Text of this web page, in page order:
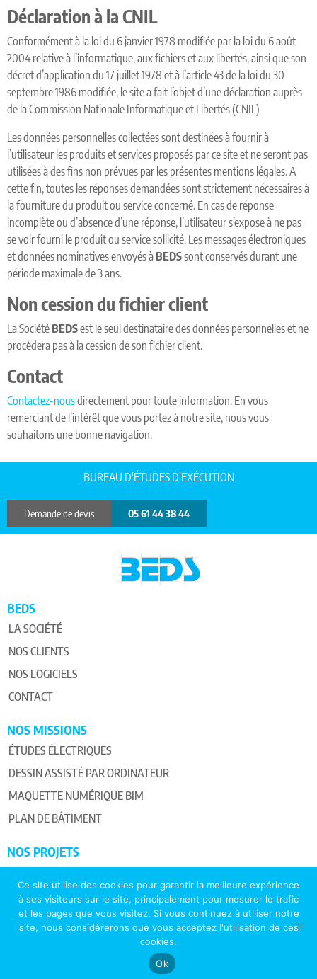
Déclaration à la CNIL
Conformément à la loi du 6 janvier 1978 modifiée par la loi du 6 août
2004 relative à l’informatique, aux fichiers et aux libertés, ainsi que son
décret d’application du 17 juillet 1978 et à l’article 43 de la loi du 30
septembre 1986 modifiée, le site a fait l’objet d’une déclaration auprès
de la Commission Nationale Informatique et Libertés (CNIL)
Les données personnelles collectées sont destinées à fournir à
l’utilisateur les produits et services proposés par ce site et ne seront pas
utilisées à des fins non prévues par les présentes mentions légales. A
cette fin, toutes les réponses demandées sont strictement nécessaires à
la fourniture du produit ou service concerné. En cas de réponse
incomplète ou d’absence d’une réponse, l’utilisateur s’expose à ne pas
se voir fourni le produit ou service sollicité. Les messages électroniques
et données nominatives envoyés à BEDSsont conservés durant une
période maximale de 3 ans.
Non cession du fichier client
La Société BEDSest le seul destinataire des données personnelles et ne
procèdera pas à la cession de son fichier client.
Contact
Contactez-nousdirectement pour toute information. En vous
remerciant de l’intérêt que vous portez à notre site, nous vous
souhaitons une bonne navigation.
BUREAU D'ÉTUDES D'EXÉCUTION
Demande de devis 05 61 44 38 44
BEDS
LA SOCIÉTÉ
NOS CLIENTS
NOS LOGICIELS
CONTACT
NOS MISSIONS
ÉTUDES ÉLECTRIQUES
DESSIN ASSISTÉ PAR ORDINATEUR
MAQUETTE NUMÉRIQUE BIM
PLAN DE BÂTIMENT
NOS PROJETS
PROJETS INDUSTRIELS
PROJETS PHOTOVOLTAÏQUES
Vie privée
Ce site utilise des cookies pour garantir la meilleure expérience
à ses visiteurs sur le site, principalement pour mesurer le trafic
et les pages que vous visitez. Si vous continuez à utiliser notre
site, nous considérerons que vous acceptez l'utilisation de ces
cookies.
Ok